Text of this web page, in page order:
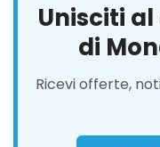
Unisciti
di
Ricevi offerte,